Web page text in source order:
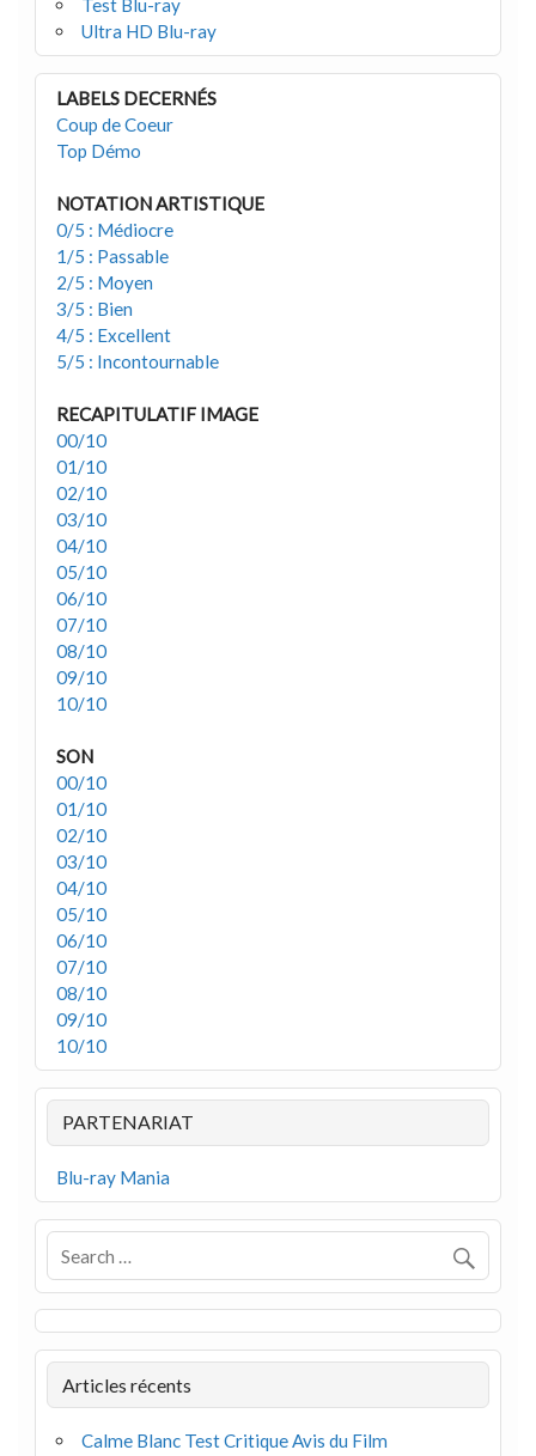
Test Blu-ray
Ultra HD Blu-ray
LABELS DECERNÉS
Coup de Coeur
Top Démo
NOTATION ARTISTIQUE
0/5 : Médiocre
1/5 : Passable
2/5 : Moyen
3/5 : Bien
4/5 : Excellent
5/5 : Incontournable
RECAPITULATIF IMAGE
00/10
01/10
02/10
03/10
04/10
05/10
06/10
07/10
08/10
09/10
10/10
SON
00/10
01/10
02/10
03/10
04/10
05/10
06/10
07/10
08/10
09/10
10/10
PARTENARIAT
Blu-ray Mania
Articles récents
Calme Blanc Test Critique Avis du Film